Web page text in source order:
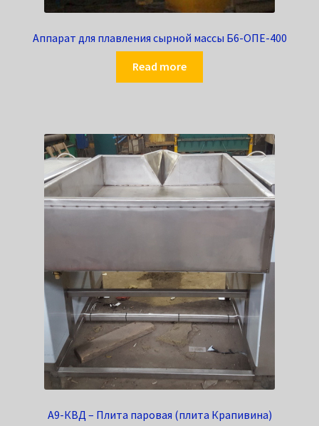
Аппарат для плавления сырной массы Б6-ОПЕ-400
Read more
А9-КВД – Плита паровая (плита Крапивина)